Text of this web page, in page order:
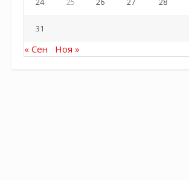
31
« Сен Ноя »